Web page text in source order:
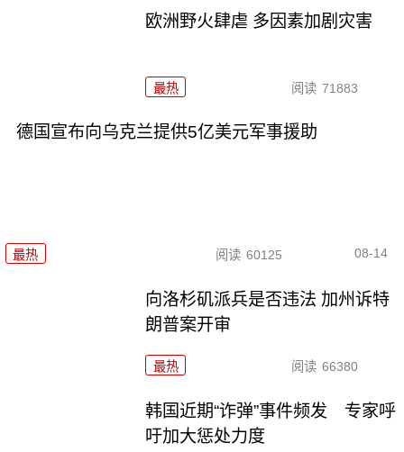
欧洲野火肆虐 多因素加剧灾害
最热 阅读 71883
德国宣布向乌克兰提供5亿美元军事援助
最热 阅读 60125 08-14
向洛杉矶派兵是否违法 加州诉特
朗普案开审
最热 阅读 66380
韩国近期“诈弹”事件频发 专家呼
吁加大惩处力度